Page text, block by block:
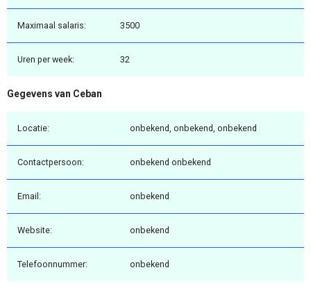
Maximaal salaris: 3500
Uren per week: 32
Gegevens van Ceban
Locatie: onbekend, onbekend, onbekend
Contactpersoon: onbekend onbekend
Email: onbekend
Website: onbekend
Telefoonnummer: onbekend